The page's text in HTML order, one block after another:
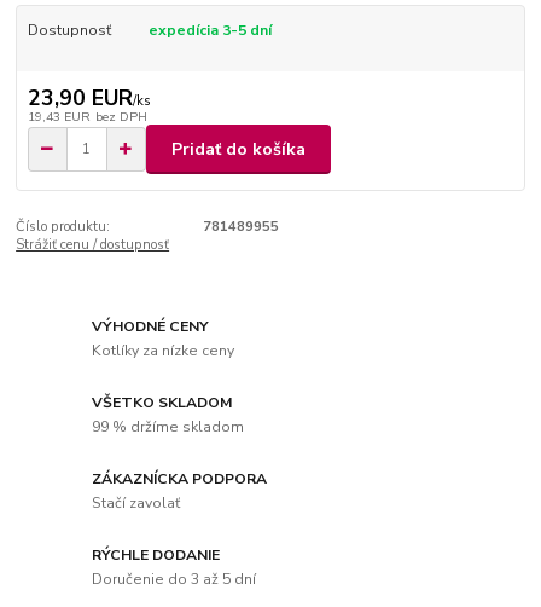
Dostupnosť expedícia 3-5 dní
23,90 EUR/ks
19,43 EUR bez DPH
Pridať do košíka
Číslo produktu:
781489955
Strážiť cenu / dostupnosť
VÝHODNÉ CENY
Kotlíky za nízke ceny
VŠETKO SKLADOM
99 % držíme skladom
ZÁKAZNÍCKA PODPORA
Stačí zavolať
RÝCHLE DODANIE
Doručenie do 3 až 5 dní